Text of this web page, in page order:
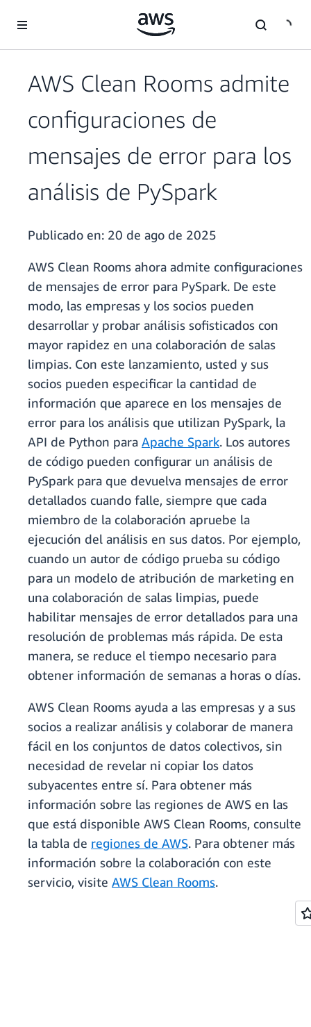
AWS Clean Rooms admite
configuraciones de
mensajes de error para los
análisis de PySpark
Publicado en: 20 de ago de 2025
AWS Clean Rooms ahora admite configuraciones
de mensajes de error para PySpark. De este
modo, las empresas y los socios pueden
desarrollar y probar análisis sofisticados con
mayor rapidez en una colaboración de salas
limpias. Con este lanzamiento, usted y sus
socios pueden especificar la cantidad de
información que aparece en los mensajes de
error para los análisis que utilizan PySpark, la
API de Python para Apache Spark. Los autores
de código pueden configurar un análisis de
PySpark para que devuelva mensajes de error
detallados cuando falle, siempre que cada
miembro de la colaboración apruebe la
ejecución del análisis en sus datos. Por ejemplo,
cuando un autor de código prueba su código
para un modelo de atribución de marketing en
una colaboración de salas limpias, puede
habilitar mensajes de error detallados para una
resolución de problemas más rápida. De esta
manera, se reduce el tiempo necesario para
obtener información de semanas a horas o días.
AWS Clean Rooms ayuda a las empresas y a sus
socios a realizar análisis y colaborar de manera
fácil en los conjuntos de datos colectivos, sin
necesidad de revelar ni copiar los datos
subyacentes entre sí. Para obtener más
información sobre las regiones de AWS en las
que está disponible AWS Clean Rooms, consulte
la tabla de regiones de AWS. Para obtener más
información sobre la colaboración con este
servicio, visite AWS Clean Rooms.